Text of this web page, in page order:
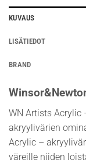
KUVAUS
LISÄTIEDOT
BRAND
WN Artists
akryylivärien
Acrylic –
väreille niiden